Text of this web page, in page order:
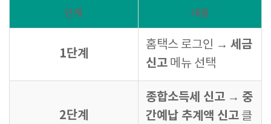
단계 내용
1단계
홈택스 로그인 → 세금
신고 메뉴 선택
2단계
종합소득세 신고 → 중
간예납 추계액 신고 클